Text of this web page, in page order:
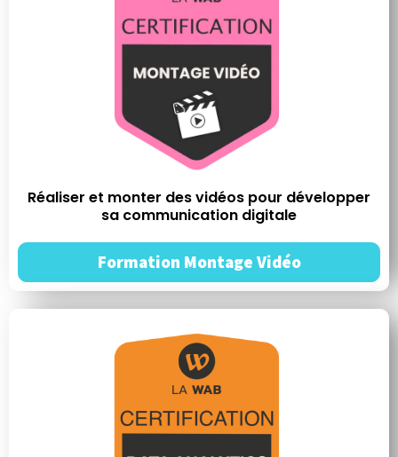
Réaliser et monter des vidéos pour développer
sa communication digitale
Formation Montage Vidéo